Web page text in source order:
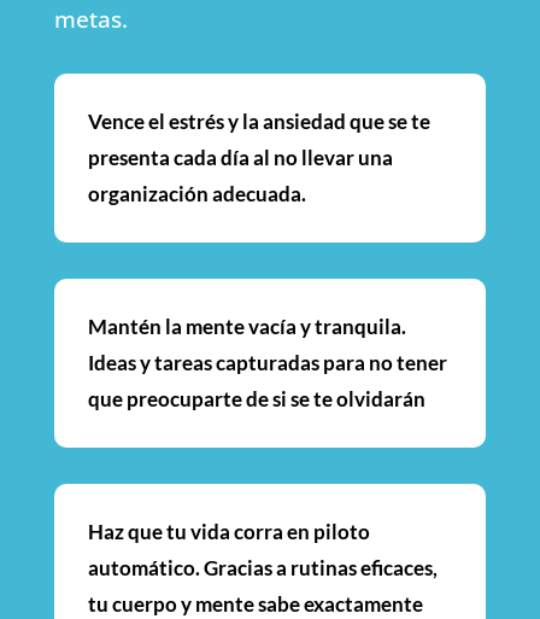
metas.
Vence el estrés y la ansiedad que se te
presenta cada día al no llevar una
organización adecuada.
Mantén la mente vacía y tranquila.
Ideas y tareas capturadas para no tener
que preocuparte de si se te olvidarán
Haz que tu vida corra en piloto
automático. Gracias a rutinas eficaces,
tu cuerpo y mente sabe exactamente